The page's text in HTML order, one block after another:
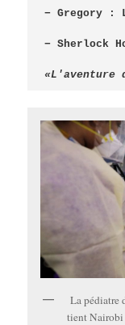
− Sherlock
«L'aventure
La pédiatre
tient Nairobi